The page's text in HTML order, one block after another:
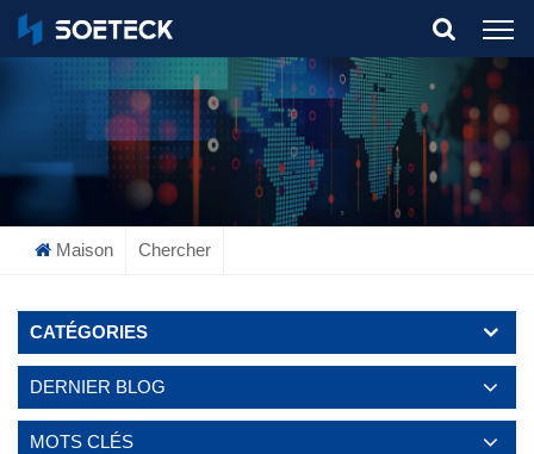
What Are You Looking For?
Maison Chercher
CATÉGORIES
DERNIER BLOG
MOTS CLÉS